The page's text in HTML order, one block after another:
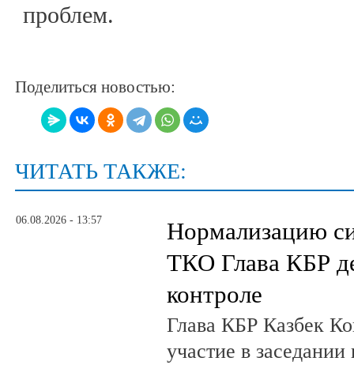
проблем.
Поделиться новостью:
ЧИТАТЬ ТАКЖЕ:
06.08.2026 - 13:57
Нормализацию
ТКО Глава КБР
контроле
Глава КБР Казбек
участие в